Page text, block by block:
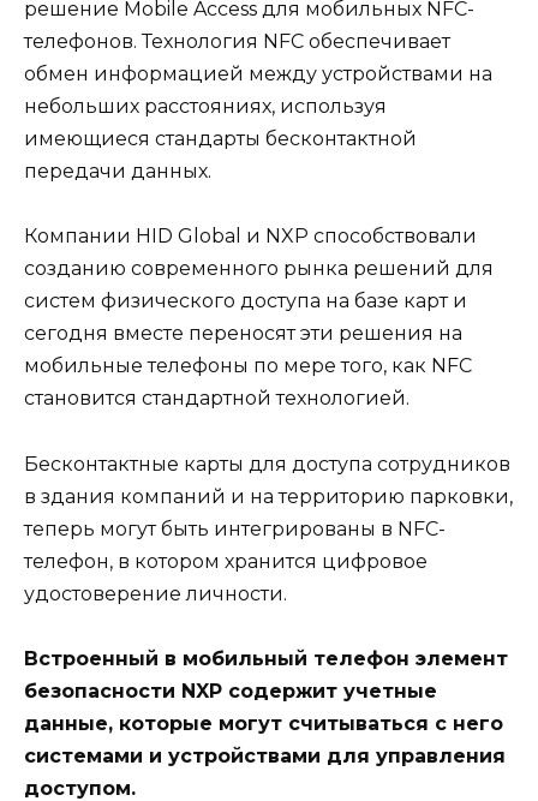
решение Mobile Access для мобильных NFC-
телефонов. Технология NFC обеспечивает
обмен информацией между устройствами на
небольших расстояниях, используя
имеющиеся стандарты бесконтактной
передачи данных.
Компании HID Global и NXP способствовали
созданию современного рынка решений для
систем физического доступа на базе карт и
сегодня вместе переносят эти решения на
мобильные телефоны по мере того, как NFC
становится стандартной технологией.
Бесконтактные карты для доступа сотрудников
в здания компаний и на территорию парковки,
теперь могут быть интегрированы в NFC-
телефон, в котором хранится цифровое
удостоверение личности.
Встроенный в мобильный телефон элемент
безопасности NXP содержит учетные
данные, которые могут считываться с него
системами и устройствами для управления
доступом.